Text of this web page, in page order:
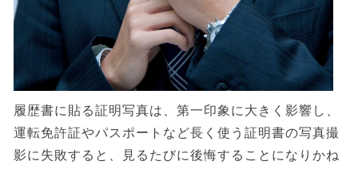
履歴書に貼る証明写真は、第一印象に大きく影響し、
運転免許証やパスポートなど長く使う証明書の写真撮
影に失敗すると、見るたびに後悔することになりかね